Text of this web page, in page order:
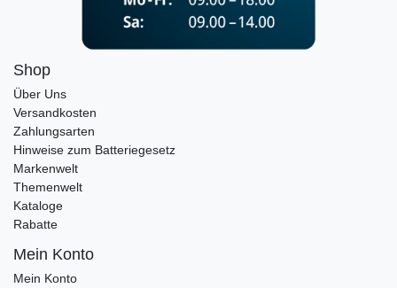
Shop
Über Uns
Versandkosten
Zahlungsarten
Hinweise zum Batteriegesetz
Markenwelt
Themenwelt
Kataloge
Rabatte
Mein Konto
Mein Konto